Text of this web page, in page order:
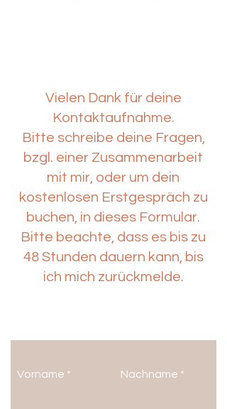
Vielen Dank für deine
Kontaktaufnahme.
Bitte schreibe deine Fragen,
bzgl. einer Zusammenarbeit
mit mir, oder um dein
kostenlosen Erstgespräch zu
buchen, in dieses Formular.
Bitte beachte, dass es bis zu
48 Stunden dauern kann, bis
ich mich zurückmelde.
Kontakt aufnehmen
Vorname Nachname